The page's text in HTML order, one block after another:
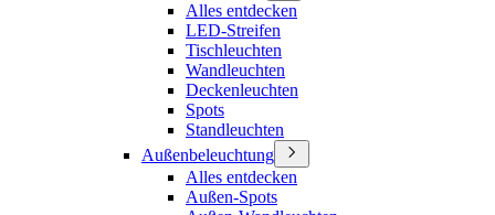
Alles entdecken
LED-Streifen
Tischleuchten
Wandleuchten
Deckenleuchten
Spots
Standleuchten
Außenbeleuchtung
Alles entdecken
Außen-Spots